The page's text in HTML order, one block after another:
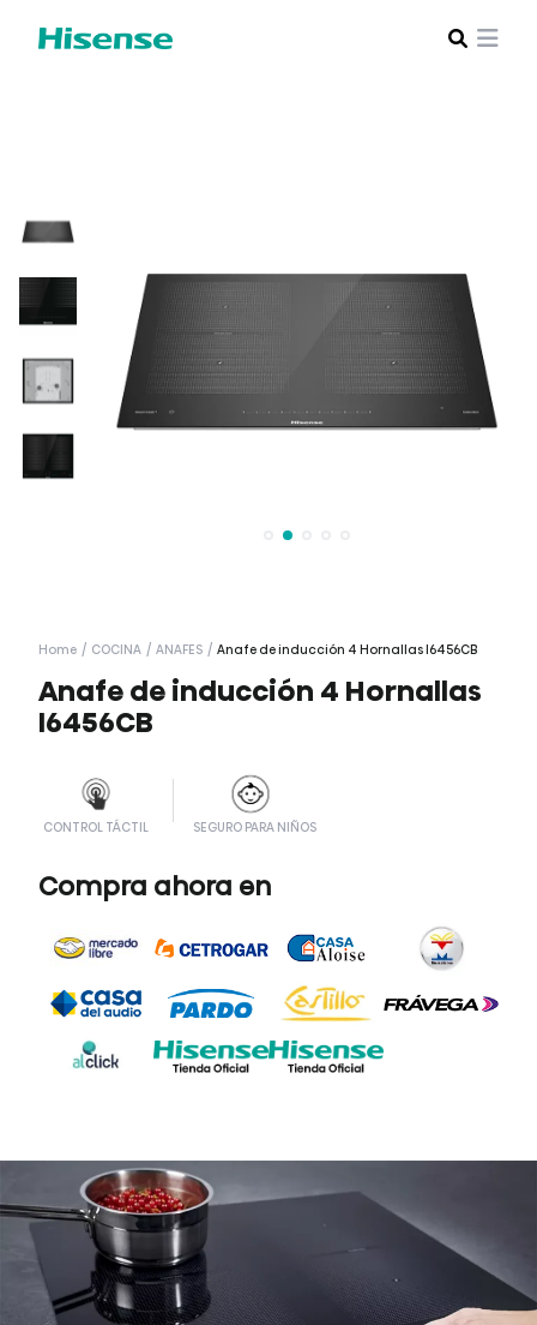
Home / COCINA / ANAFES / Anafe de inducción 4 Hornallas I6456CB
Anafe de inducción 4 Hornallas
I6456CB
CONTROL TÁCTIL SEGURO PARA NIÑOS
Compra ahora en